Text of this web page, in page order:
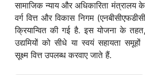
सामाजिक न्याय और अधिकारिता मंत्रालय के
वर्ग वित्त और विकास निगम
क्रियान्वित की गई है. इस योजना के तहत,
उद्यमियों को सीधे या स्वयं सहायता
सूक्ष्म वित्त उपलब्ध करवाए जाते हैं.